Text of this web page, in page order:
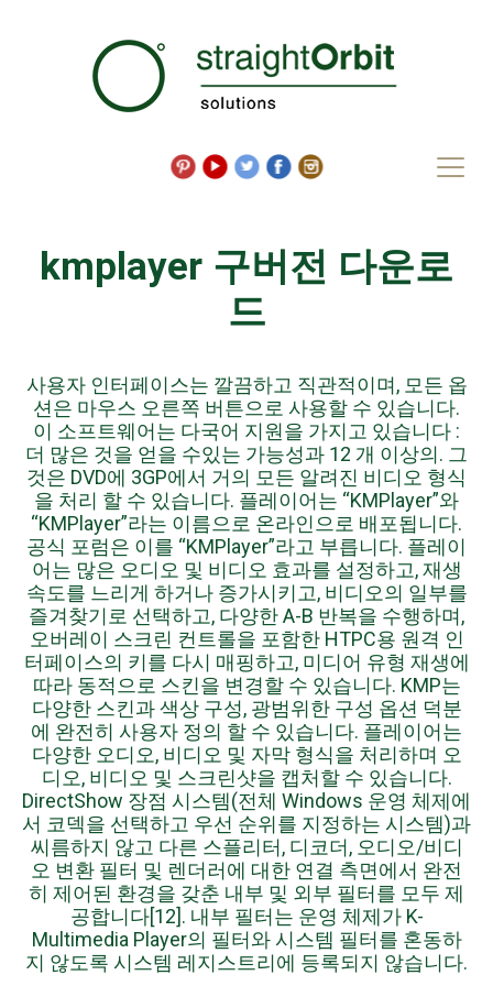
kmplayer 구버전 다운로
드
사용자 인터페이스는 깔끔하고 직관적이며, 모든 옵
션은 마우스 오른쪽 버튼으로 사용할 수 있습니다.
이 소프트웨어는 다국어 지원을 가지고 있습니다 :
더 많은 것을 얻을 수있는 가능성과 12 개 이상의. 그
것은 DVD에 3GP에서 거의 모든 알려진 비디오 형식
을 처리 할 수 있습니다. 플레이어는 “KMPlayer”와
“KMPlayer”라는 이름으로 온라인으로 배포됩니다.
공식 포럼은 이를 “KMPlayer”라고 부릅니다. 플레이
어는 많은 오디오 및 비디오 효과를 설정하고, 재생
속도를 느리게 하거나 증가시키고, 비디오의 일부를
즐겨찾기로 선택하고, 다양한 A-B 반복을 수행하며,
오버레이 스크린 컨트롤을 포함한 HTPC용 원격 인
터페이스의 키를 다시 매핑하고, 미디어 유형 재생에
따라 동적으로 스킨을 변경할 수 있습니다. KMP는
다양한 스킨과 색상 구성, 광범위한 구성 옵션 덕분
에 완전히 사용자 정의 할 수 있습니다. 플레이어는
다양한 오디오, 비디오 및 자막 형식을 처리하며 오
디오, 비디오 및 스크린샷을 캡처할 수 있습니다.
DirectShow 장점 시스템(전체 Windows 운영 체제에
서 코덱을 선택하고 우선 순위를 지정하는 시스템)과
씨름하지 않고 다른 스플리터, 디코더, 오디오/비디
오 변환 필터 및 렌더러에 대한 연결 측면에서 완전
히 제어된 환경을 갖춘 내부 및 외부 필터를 모두 제
공합니다[12]. 내부 필터는 운영 체제가 K-
Multimedia Player의 필터와 시스템 필터를 혼동하
지 않도록 시스템 레지스트리에 등록되지 않습니다.